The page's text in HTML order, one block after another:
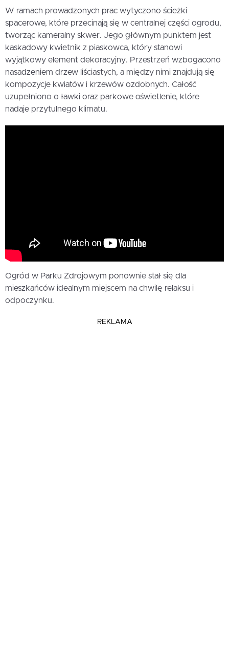
W ramach prowadzonych prac wytyczono ścieżki
spacerowe, które przecinają się w centralnej części ogrodu,
tworząc kameralny skwer. Jego głównym punktem jest
kaskadowy kwietnik z piaskowca, który stanowi
wyjątkowy element dekoracyjny. Przestrzeń wzbogacono
nasadzeniem drzew liściastych, a między nimi znajdują się
kompozycje kwiatów i krzewów ozdobnych. Całość
uzupełniono o ławki oraz parkowe oświetlenie, które
nadaje przytulnego klimatu.
Ogród w Parku Zdrojowym ponownie stał się dla
mieszkańców idealnym miejscem na chwilę relaksu i
odpoczynku.
REKLAMA